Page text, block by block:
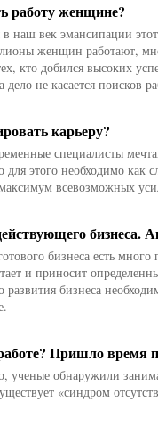
от
работу женщине?
в наш век эмансипации
женщин работают,
кто добился высоких
дело не касается поисков
карьеру?
специалисты
для этого необходимо как
всевозможных
бизнеса.
бизнеса есть
и приносит
развития бизнеса
Пришло время
ученые обнаружили
«синдром